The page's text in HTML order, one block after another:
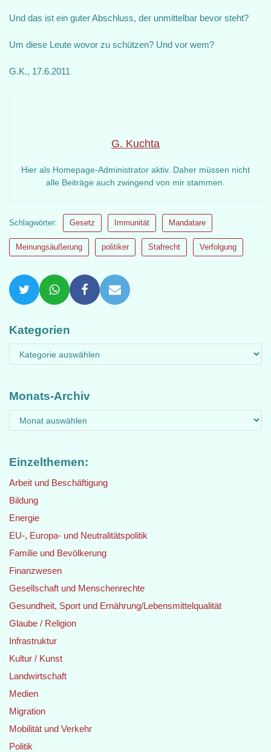
Und das ist ein guter Abschluss, der unmittelbar bevor steht?
Um diese Leute wovor zu schützen? Und vor wem?
G.K., 17.6.2011
G. Kuchta
Hier als Homepage-Administrator aktiv. Daher müssen nicht
alle Beiträge auch zwingend von mir stammen.
Schlagwörter: Gesetz Immunität Mandatare
Meinungsäußerung politiker Stafrecht Verfolgung
Kategorien
Monats-Archiv
Einzelthemen:
Arbeit und Beschäftigung
Bildung
Energie
EU-, Europa- und Neutralitätspolitik
Familie und Bevölkerung
Finanzwesen
Gesellschaft und Menschenrechte
Gesundheit, Sport und Ernährung/Lebensmittelqualität
Glaube / Religion
Infrastruktur
Kultur / Kunst
Landwirtschaft
Medien
Migration
Mobilität und Verkehr
Politik